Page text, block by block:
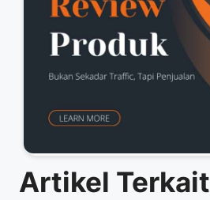
Artikel Terkait